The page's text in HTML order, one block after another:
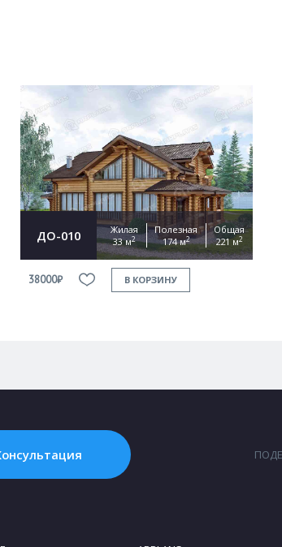
ДО-010
Жилая
33 м2
Полезная
174 м2
Общая
221 м2
38000₽ В КОРЗИНУ